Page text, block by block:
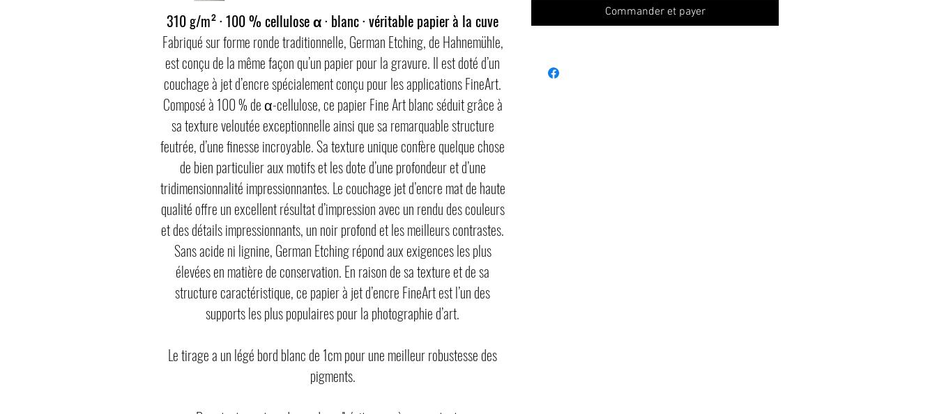
310 g/m² · 100 % cellulose α · blanc · véritable papier à la cuve
Fabriqué sur forme ronde traditionnelle, German Etching, de Hahnemühle,
est conçu de la même façon qu’un papier pour la gravure. Il est doté d’un
couchage à jet d’encre spécialement conçu pour les applications FineArt.
Composé à 100 % de α-cellulose, ce papier Fine Art blanc séduit grâce à
sa texture veloutée exceptionnelle ainsi que sa remarquable structure
feutrée, d’une finesse incroyable. Sa texture unique confère quelque chose
de bien particulier aux motifs et les dote d’une profondeur et d’une
tridimensionnalité impressionnantes. Le couchage jet d’encre mat de haute
qualité offre un excellent résultat d’impression avec un rendu des couleurs
et des détails impressionnants, un noir profond et les meilleurs contrastes.
Sans acide ni lignine, German Etching répond aux exigences les plus
élevées en matière de conservation. En raison de sa texture et de sa
structure caractéristique, ce papier à jet d’encre FineArt est l’un des
supports les plus populaires pour la photographie d’art.
Le tirage a un légé bord blanc de 1cm pour une meilleur robustesse des
pigments.
Commander et payer